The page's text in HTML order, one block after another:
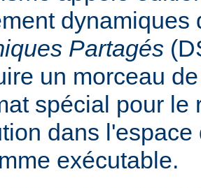
dynamiques
Partagés
un morceau
spécial pour le
dans
exécutable.